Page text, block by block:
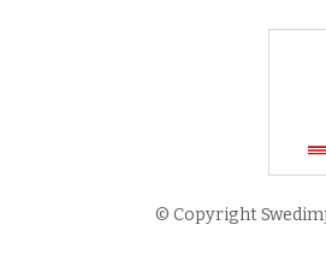
© Copyright